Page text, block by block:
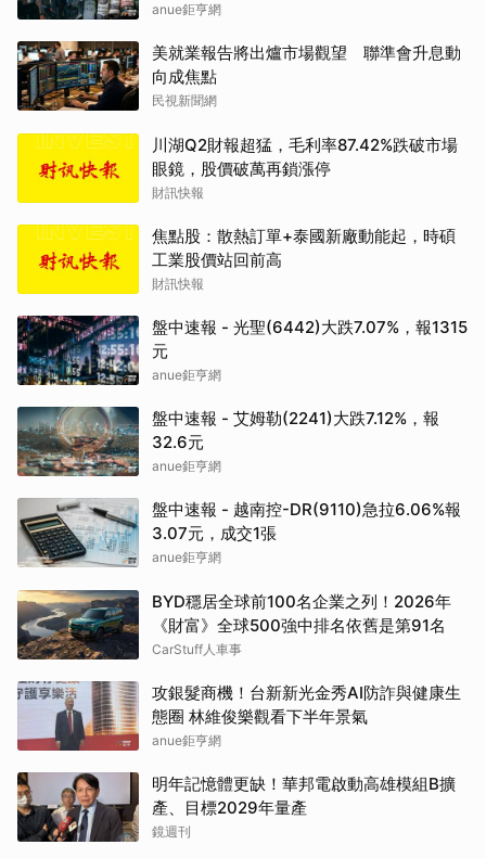
anue鉅亨網
美就業報告將出爐市場觀望 聯準會升息動
向成焦點
民視新聞網
川湖Q2財報超猛，毛利率87.42%跌破市場
眼鏡，股價破萬再鎖漲停
財訊快報
焦點股：散熱訂單+泰國新廠動能起，時碩
工業股價站回前高
財訊快報
盤中速報 - 光聖(6442)大跌7.07%，報1315
元
anue鉅亨網
盤中速報 - 艾姆勒(2241)大跌7.12%，報
32.6元
anue鉅亨網
盤中速報 - 越南控-DR(9110)急拉6.06%報
3.07元，成交1張
anue鉅亨網
BYD穩居全球前100名企業之列！2026年
《財富》全球500強中排名依舊是第91名
CarStuff人車事
攻銀髮商機！台新新光金秀AI防詐與健康生
態圈 林維俊樂觀看下半年景氣
anue鉅亨網
明年記憶體更缺！華邦電啟動高雄模組B擴
產、目標2029年量產
鏡週刊